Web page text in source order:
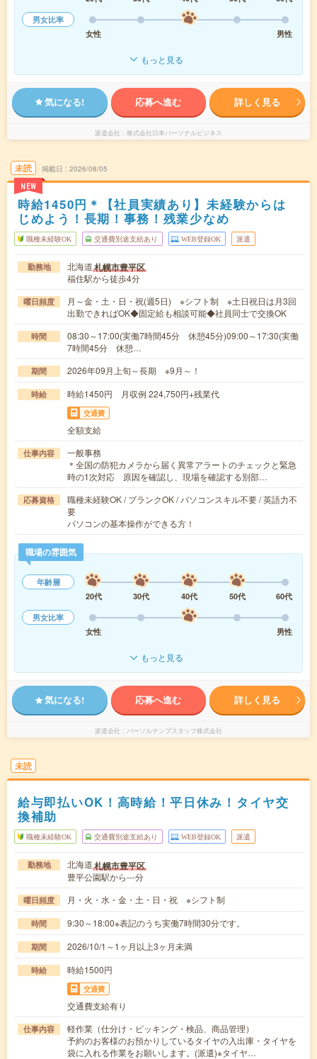
男女比率
女性
男性
もっと見る
気になる! 応募へ進む 詳しく見る
派遣会社 株式会社日本パーソナルビジネス
未読
NEW
掲載日 2026/08/05
時給1450円＊【社員実績あり】未経験からは
じめよう！長期！事務！残業少なめ
職種未経験OK 交通費別途支給あり WEB登録OK 派遣
勤務地 北海道札幌市豊平区
福住駅から徒歩4分
曜日頻度
月～金・土・日・祝(週5日) ※シフト制 ※土日祝日は月3回
出勤できればOK◆固定給も相談可能◆社員同士で交換OK
時間
08:30～17:00(実働7時間45分 休憩45分)09:00～17:30(実働
7時間45分 休憩…
期間 2026年09月上旬～長期 ※9月～！
時給 時給1450円 月収例 224,750円+残業代
交通費
全額支給
仕事内容
一般事務
＊全国の防犯カメラから届く異常アラートのチェックと緊急
時の1次対応 原因を確認し、現場を確認する別部…
応募資格
職種未経験OK / ブランクOK / パソコンスキル不要 / 英語力不
要
パソコンの基本操作ができる方！
職場の雰囲気
年齢層
20代
30代 40代 50代
60代
男女比率
女性
男性
もっと見る
気になる! 応募へ進む 詳しく見る
派遣会社 パーソルテンプスタッフ株式会社
未読
給与即払いOK！高時給！平日休み！タイヤ交
換補助
職種未経験OK 交通費別途支給あり WEB登録OK 派遣
勤務地 北海道札幌市豊平区
豊平公園駅から---分
曜日頻度 月・火・水・金・土・日・祝 ※シフト制
時間 9:30～18:00※表記のうち実働7時間30分です。
期間 2026/10/1～1ヶ月以上3ヶ月未満
時給 時給1500円
交通費
交通費支給有り
仕事内容
軽作業（仕分け・ピッキング・検品、商品管理）
予約のお客様のお預かりしているタイヤの入出庫・タイヤを
袋に入れる作業をお願いします。(派遣)※タイヤ…